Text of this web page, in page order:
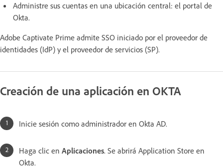
Administre sus cuentas en una ubicación central: el portal de
Okta.
Adobe Captivate Prime admite SSO iniciado por el proveedor de
identidades (IdP) y el proveedor de servicios (SP).
Creación de una aplicación en OKTA
Inicie sesión como administrador en Okta AD.
Haga clic en Aplicaciones. Se abrirá Application Store en
Okta.